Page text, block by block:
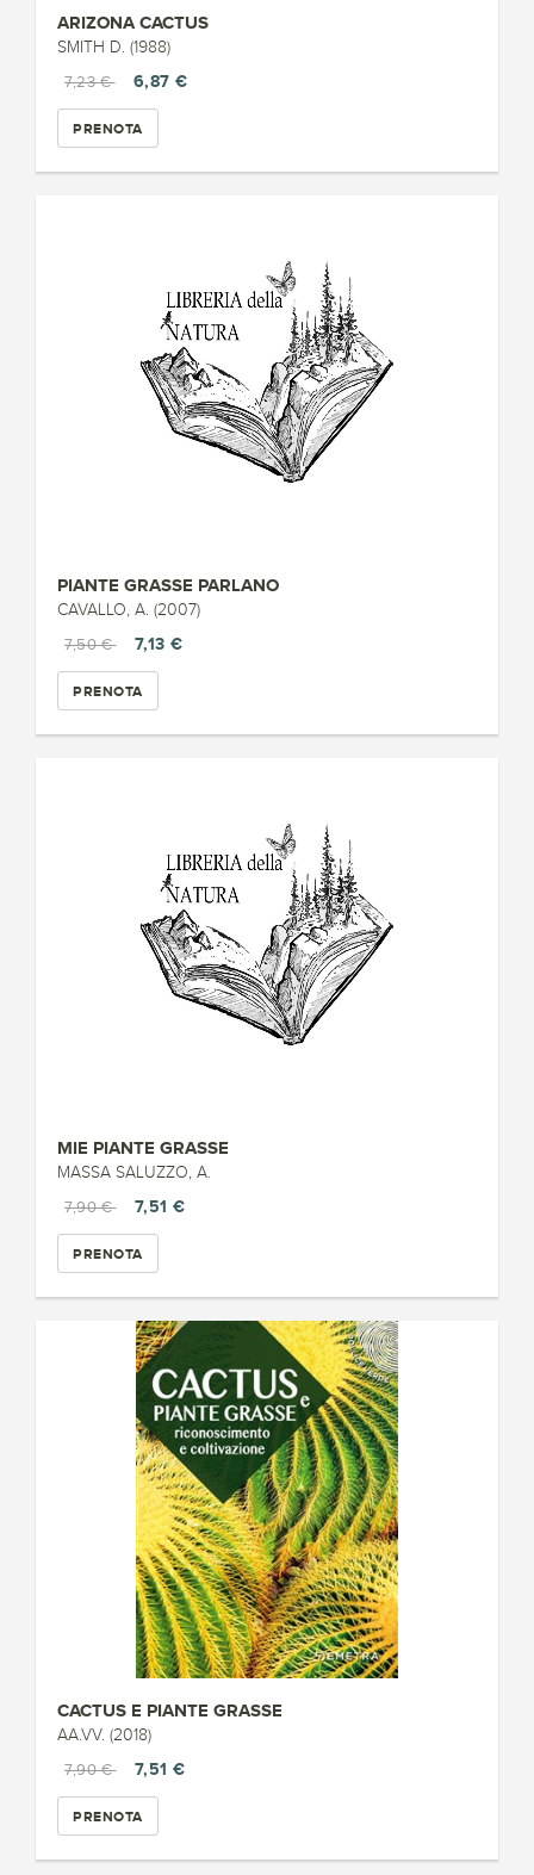
ARIZONA CACTUS
SMITH D. (1988)
7,23 €
6,87 €
PRENOTA
PIANTE GRASSE PARLANO
CAVALLO, A. (2007)
7,50 €
7,13 €
PRENOTA
MIE PIANTE GRASSE
MASSA SALUZZO, A.
7,90 €
7,51 €
PRENOTA
CACTUS E PIANTE GRASSE
AA.VV. (2018)
7,90 €
7,51 €
PRENOTA